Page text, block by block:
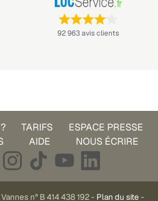
Note : 4,1 sur 5 —
92 963 avis clients
TARIFS
ESPACE PRESSE
AIDE NOUS ÉCRIRE
n° B 414 438 192 - Plan du site -